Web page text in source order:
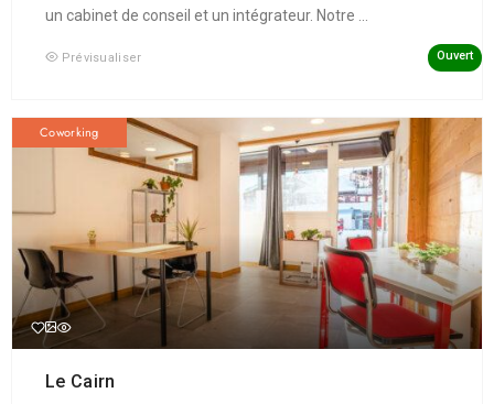
un cabinet de conseil et un intégrateur. Notre ...
Prévisualiser Ouvert
Coworking
Le Cairn